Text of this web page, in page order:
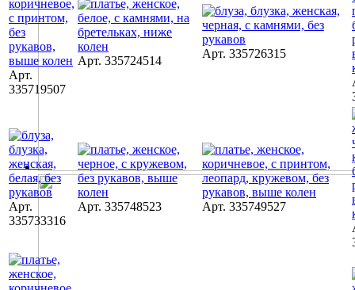
Арт.
335719507
Арт. 335724514
Арт. 335726315
Арт.
335733316
Арт. 335748523
Арт. 335749527